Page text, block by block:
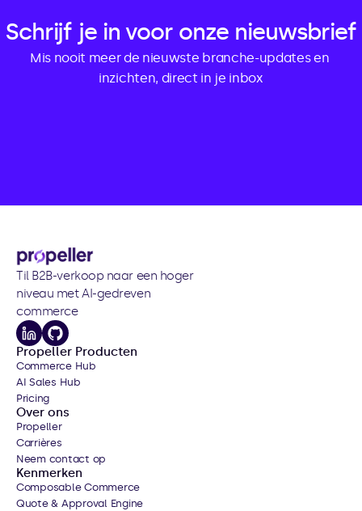
Schrijf je in voor onze nieuwsbrief
Mis nooit meer de nieuwste branche-updates en
inzichten, direct in je inbox
Til B2B-verkoop naar een hoger
niveau met AI-gedreven
commerce
Propeller Producten
Commerce Hub
AI Sales Hub
Pricing
Over ons
Propeller
Carrières
Neem contact op
Kenmerken
Composable Commerce
Quote & Approval Engine